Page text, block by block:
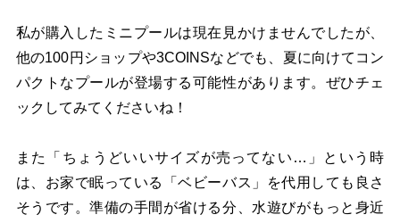
私が購入したミニプールは現在見かけませんでしたが、
他の100円ショップや3COINSなどでも、夏に向けてコン
パクトなプールが登場する可能性があります。ぜひチェ
ックしてみてくださいね！
また「ちょうどいいサイズが売ってない…」という時
は、お家で眠っている「ベビーバス」を代用しても良さ
そうです。準備の手間が省ける分、水遊びがもっと身近